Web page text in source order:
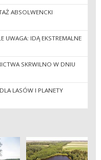
ABSOLWENCKI
UWAGA: IDĄ EKSTREMALNE
SKRWILNO W DNIU
LASÓW I PLANETY